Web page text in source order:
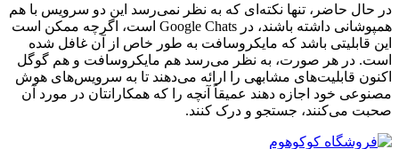
در حال حاضر، تنها نکته‌ای که به نظر نمی‌رسد این دو سرویس با هم
همپوشانی داشته باشند، در Google Chats است، اگرچه ممکن است
این قابلیتی باشد که مایکروسافت به طور خاص از آن غافل شده
است. در هر صورت، به نظر می‌رسد هم مایکروسافت و هم گوگل
اکنون قابلیت‌های مشابهی را ارائه می‌دهند تا به سرویس‌های هوش
مصنوعی خود اجازه دهند عمیقاً آنچه را که همکارانتان در مورد آن
صحبت می‌کنند، جستجو و درک کنند.